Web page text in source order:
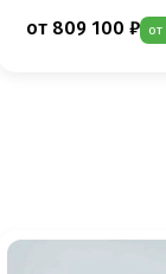
от 809 100 ₽ от